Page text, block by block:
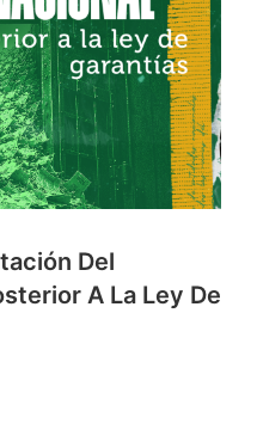
Del
A La Ley De